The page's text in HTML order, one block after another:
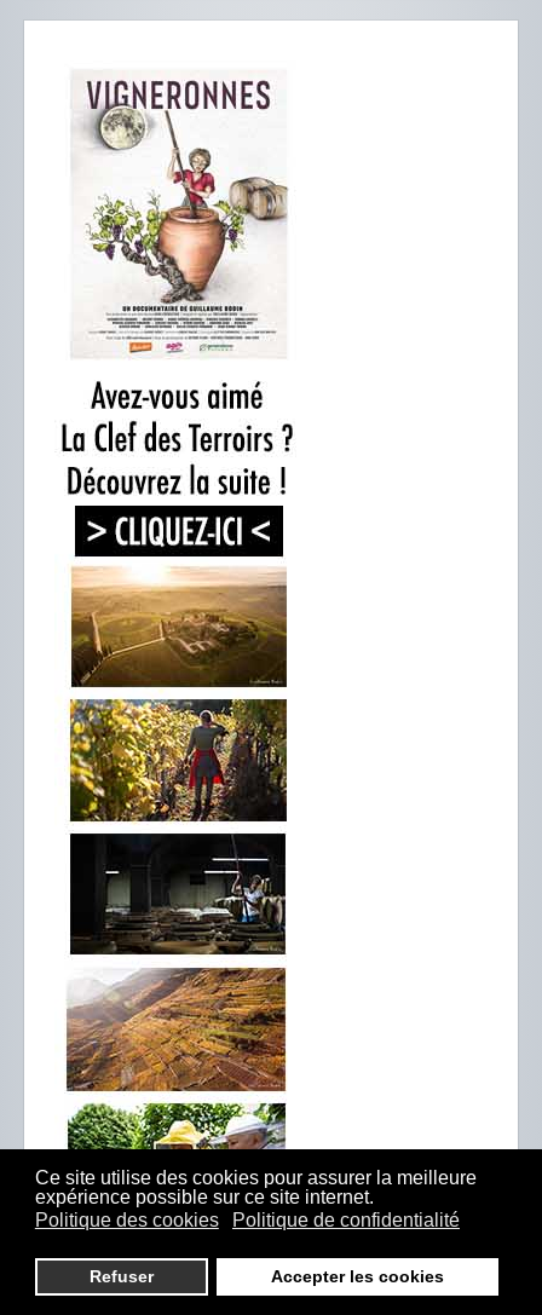
Ce site utilise des cookies pour assurer la meilleure
expérience possible sur ce site internet.
Politique des cookies
Politique de confidentialité
Refuser Accepter les cookies